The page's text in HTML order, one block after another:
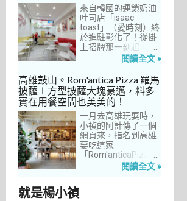
食的小禎而言，自然
深具吸引力。
從事美食採訪20多
年，只採訪沒吃的店
也不計其數，但從沒
有一家餐廳讓我這樣
充滿渴望，留下「真
的好想吃吃看」的懸
來自韓國的連鎖奶油
吐司店「isaac
toast」（愛時刻）終
於進駐彰化了！從掛
上招牌那一刻起，小
禎就想著找時間來吃
家連鎖店許久，只是
每次去台中誘惑實在
太多了！就……，這一
次離家這麼近，不來
吃真的說不過去。
閱讀全文 »
高雄鼓山。Rom'antica Pizza 羅馬
披薩∣方型披薩大塊豪邁，料多
實在用餐空間也美美的！
一月去高雄玩耍時，
小禎的阿計傳了一個
網頁來，指名到高雄
要吃這家
「Rom'anticaPizza
羅馬披薩」，看了圖
閱讀全文 »
就是楊小禎